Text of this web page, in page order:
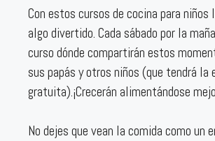
Con estos cursos de cocina para niños
algo divertido. Cada sábado por la
curso dónde compartirán estos
sus papás y otros niños (que tendrá la
gratuita).¡Crecerán alimentándose
No dejes que vean la comida como un